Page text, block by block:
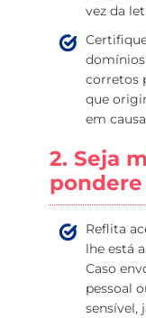
vez da
corretos
que
em causa
2. Seja
Reflita
lhe está
Caso
pessoal
sensível,